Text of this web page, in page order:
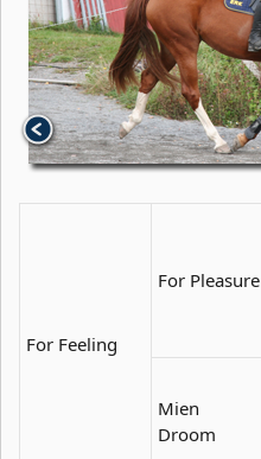
For Feeling
For Pleasure
Mien
Droom